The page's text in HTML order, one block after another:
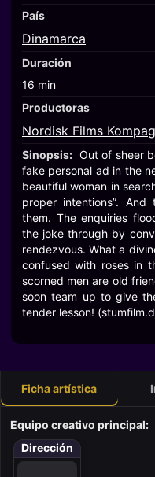
País
Dinamarca
Duración
16 min
Productoras
Nordisk Films
Sinopsis: Out of sheer
fake personal ad in the
beautiful woman in
proper intentions”. And
them. The enquiries
the joke through by
rendezvous. What a
confused with roses in
scorned men are old
soon team up to give
tender lesson!
Ficha artística
Equipo creativo principal:
Dirección